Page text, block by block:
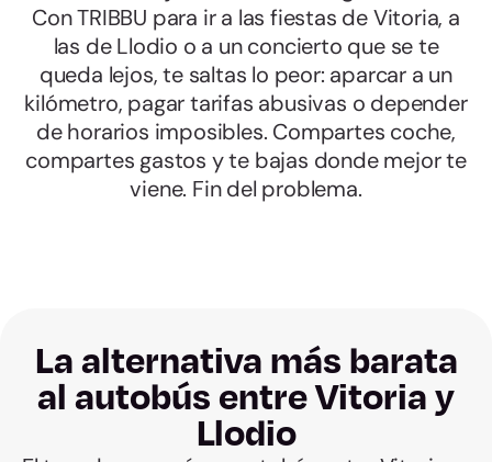
Con TRIBBU para ir a las fiestas de Vitoria, a
las de Llodio o a un concierto que se te
queda lejos, te saltas lo peor: aparcar a un
kilómetro, pagar tarifas abusivas o depender
de horarios imposibles. Compartes coche,
compartes gastos y te bajas donde mejor te
viene. Fin del problema.
La alternativa más barata
al autobús entre Vitoria y
Llodio